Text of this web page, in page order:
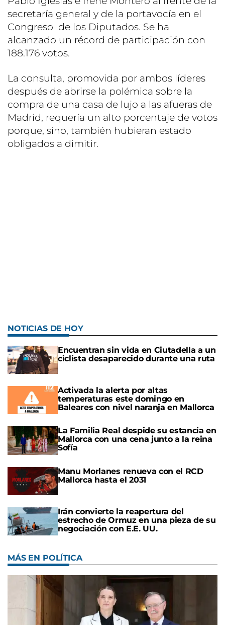
secretaría general y de la portavocía en el
Congreso de los Diputados. Se ha
alcanzado un récord de participación con
188.176 votos.
La consulta, promovida por ambos líderes
después de abrirse la polémica sobre la
compra de una casa de lujo a las afueras de
Madrid, requería un alto porcentaje de votos
porque, sino, también hubieran estado
obligados a dimitir.
NOTICIAS DE HOY
Encuentran sin vida en Ciutadella a un
ciclista desaparecido durante una ruta
Activada la alerta por altas
temperaturas este domingo en
Baleares con nivel naranja en Mallorca
La Familia Real despide su estancia en
Mallorca con una cena junto a la reina
Sofía
Manu Morlanes renueva con el RCD
Mallorca hasta el 2031
Irán convierte la reapertura del
estrecho de Ormuz en una pieza de su
negociación con E.E. UU.
MÁS EN POLÍTICA